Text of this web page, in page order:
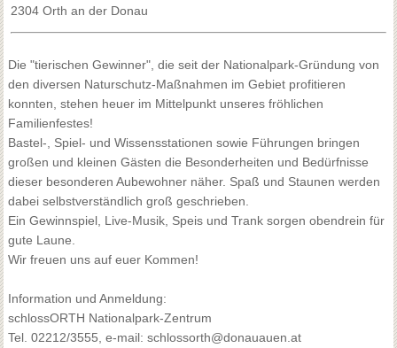
2304 Orth an der Donau
Die "tierischen Gewinner", die seit der Nationalpark-Gründung von
den diversen Naturschutz-Maßnahmen im Gebiet profitieren
konnten, stehen heuer im Mittelpunkt unseres fröhlichen
Familienfestes!
Bastel-, Spiel- und Wissensstationen sowie Führungen bringen
großen und kleinen Gästen die Besonderheiten und Bedürfnisse
dieser besonderen Aubewohner näher. Spaß und Staunen werden
dabei selbstverständlich groß geschrieben.
Ein Gewinnspiel, Live-Musik, Speis und Trank sorgen obendrein für
gute Laune.
Wir freuen uns auf euer Kommen!
Information und Anmeldung:
schlossORTH Nationalpark-Zentrum
Tel. 02212/3555, e-mail: schlossorth@donauauen.at